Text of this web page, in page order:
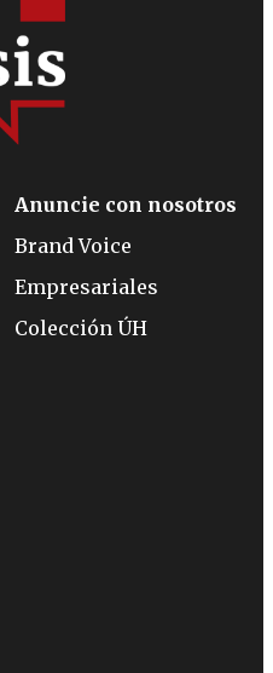
Anuncie con nosotros
Brand Voice
Empresariales
Colección ÚH